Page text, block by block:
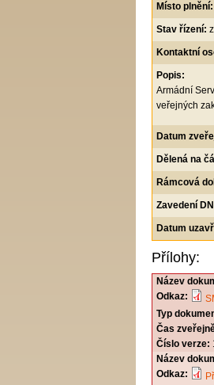
Místo plnění:
Stav řízení:
Kontaktní
Popis:
Armádní
veřejných
Datum
Dělená na
Rámcová
Zavedení
Datum
Přílohy:
Název
Odkaz:
Typ
Čas
Číslo verze:
Název
Odkaz: